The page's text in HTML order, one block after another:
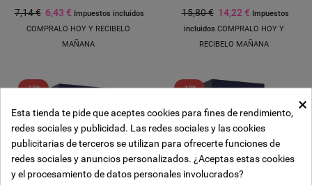
7,14 € 6,43 € Impuestos incluidos
COMPRALO HOY Y RECIBELO
MAÑANA
15,80 € 14,22 € Impuestos
incluidos COMPRALO HOY Y
RECIBELO MAÑANA
-10% -10%
Añadir a la lista de deseos
((modalTitle))
((confirmMessage))
Crear lista de deseos
Nombre de la lista de deseos
Iniciar sesión
Debe iniciar sesión para guardar productos en su lista de deseos.
×
Esta tienda te pide que aceptes cookies para fines de rendimiento,
redes sociales y publicidad. Las redes sociales y las cookies
publicitarias de terceros se utilizan para ofrecerte funciones de
redes sociales y anuncios personalizados. ¿Aceptas estas cookies
y el procesamiento de datos personales involucrados?